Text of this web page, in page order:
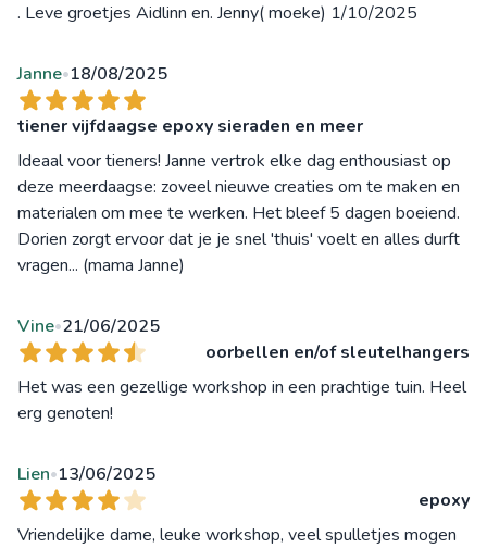
. Leve groetjes Aidlinn en. Jenny( moeke) 1/10/2025
Janne•18/08/2025
tiener vijfdaagse epoxy sieraden en meer
Ideaal voor tieners! Janne vertrok elke dag enthousiast op
deze meerdaagse: zoveel nieuwe creaties om te maken en
materialen om mee te werken. Het bleef 5 dagen boeiend.
Dorien zorgt ervoor dat je je snel 'thuis' voelt en alles durft
vragen... (mama Janne)
Vine•21/06/2025
oorbellen en/of sleutelhangers
Het was een gezellige workshop in een prachtige tuin. Heel
erg genoten!
Lien•13/06/2025
epoxy
Vriendelijke dame, leuke workshop, veel spulletjes mogen